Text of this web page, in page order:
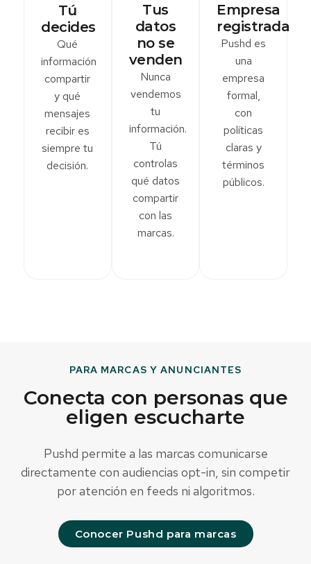
Tú
decides
Qué
información
compartir
y qué
mensajes
recibir es
siempre tu
decisión.
Tus
datos
no se
venden
Nunca
vendemos
tu
información.
Tú
controlas
qué datos
compartir
con las
marcas.
Empresa
registrada
Pushd es
una
empresa
formal,
con
políticas
claras y
términos
públicos.
PARA MARCAS Y ANUNCIANTES
Conecta con personas que
eligen escucharte
Pushd permite a las marcas comunicarse
directamente con audiencias opt-in, sin competir
por atención en feeds ni algoritmos.
Conocer Pushd para marcas